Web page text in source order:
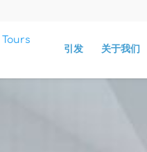
引发 关于我们